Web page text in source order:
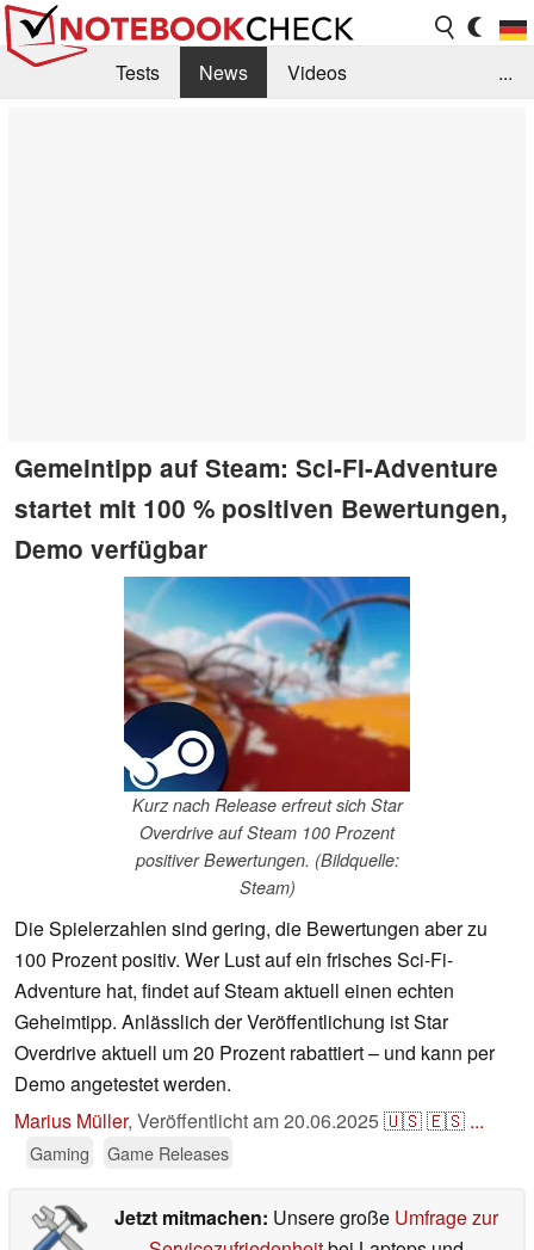
Tests News
Videos
...
Gemeintipp auf Steam: Sci-FI-Adventure
startet mit 100 % positiven Bewertungen,
Demo verfügbar
Kurz nach Release erfreut sich Star
Overdrive auf Steam 100 Prozent
positiver Bewertungen. (Bildquelle:
Steam)
Die Spielerzahlen sind gering, die Bewertungen aber zu
100 Prozent positiv. Wer Lust auf ein frisches Sci-Fi-
Adventure hat, findet auf Steam aktuell einen echten
Geheimtipp. Anlässlich der Veröffentlichung ist Star
Overdrive aktuell um 20 Prozent rabattiert – und kann per
Demo angetestet werden.
Marius Müller, Veröffentlicht am20.06.2025🇺🇸🇪🇸 ...
Gaming Game Releases
Jetzt mitmachen: Unsere große Umfrage zur